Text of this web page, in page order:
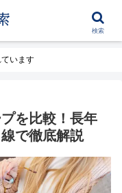
います
を比較！長年
で徹底解説
検索